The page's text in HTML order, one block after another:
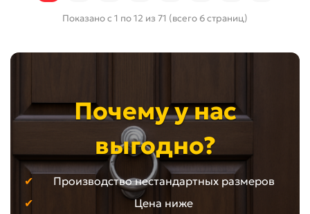
Показано с 1 по 12 из 71 (всего 6 страниц)
Почему у нас
выгодно?
Производство нестандартных размеров
Цена ниже